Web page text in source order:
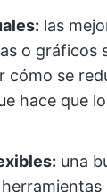
las
o gráficos
cómo se
hace que
una